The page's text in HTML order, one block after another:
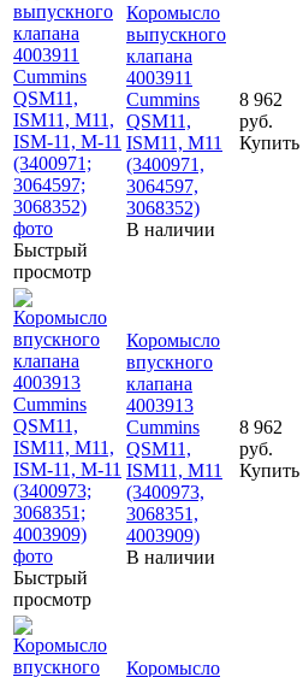
Быстрый
просмотр
Коромысло
выпускного
клапана
4003911
Cummins
QSM11,
ISM11, M11
(3400971,
3064597,
3068352)
В наличии
8 962
руб.
Купить
Быстрый
просмотр
Коромысло
впускного
клапана
4003913
Cummins
QSM11,
ISM11, M11
(3400973,
3068351,
4003909)
В наличии
8 962
руб.
Купить
Коромысло